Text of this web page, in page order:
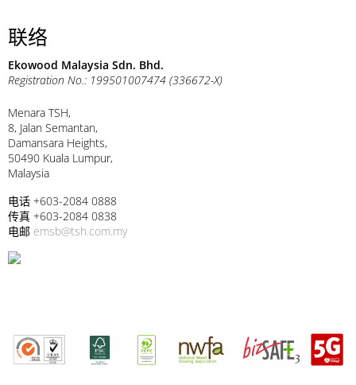
联络
Ekowood Malaysia Sdn. Bhd.
Registration No.: 199501007474 (336672-X)
Menara TSH,
8, Jalan Semantan,
Damansara Heights,
50490 Kuala Lumpur,
Malaysia
电话 +603-2084 0888
传真 +603-2084 0838
电邮 emsb@tsh.com.my